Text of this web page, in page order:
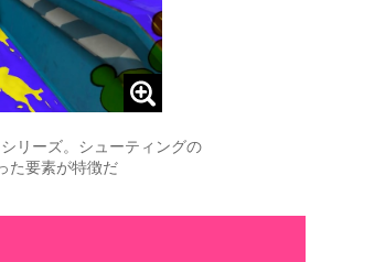
リーズ。シューティングの
た要素が特徴だ